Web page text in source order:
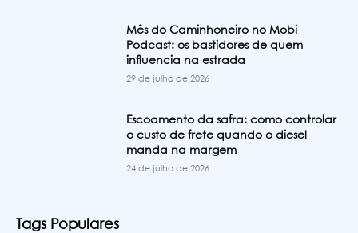
Mês do Caminhoneiro no Mobi
Podcast: os bastidores de quem
influencia na estrada
29 de julho de 2026
Escoamento da safra: como controlar
o custo de frete quando o diesel
manda na margem
24 de julho de 2026
Tags Populares